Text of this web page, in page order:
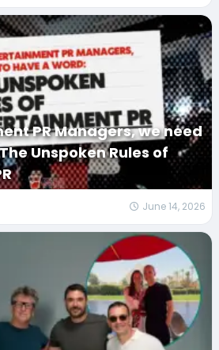
PR Managers, we need
Unspoken Rules of
June 14, 2026